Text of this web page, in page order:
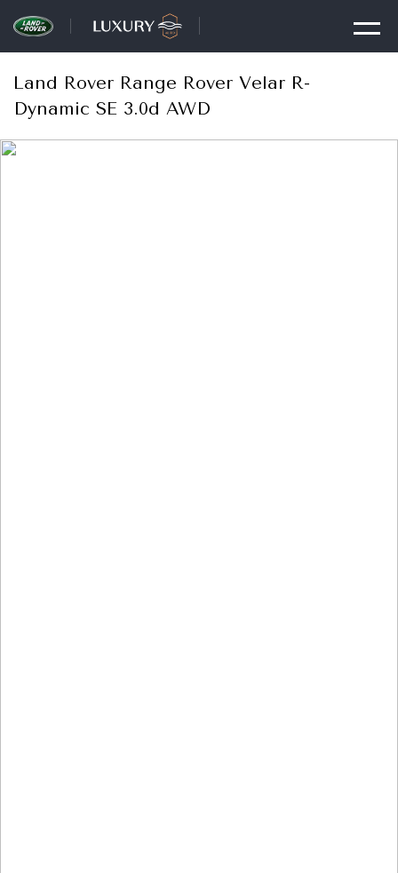
Land Rover Range Rover Velar R-
Dynamic SE 3.0d AWD